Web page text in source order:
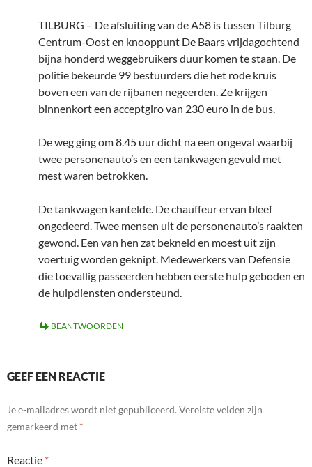
TILBURG – De afsluiting van de A58 is tussen Tilburg
Centrum-Oost en knooppunt De Baars vrijdagochtend
bijna honderd weggebruikers duur komen te staan. De
politie bekeurde 99 bestuurders die het rode kruis
boven een van de rijbanen negeerden. Ze krijgen
binnenkort een acceptgiro van 230 euro in de bus.
De weg ging om 8.45 uur dicht na een ongeval waarbij
twee personenauto’s en een tankwagen gevuld met
mest waren betrokken.
De tankwagen kantelde. De chauffeur ervan bleef
ongedeerd. Twee mensen uit de personenauto’s raakten
gewond. Een van hen zat bekneld en moest uit zijn
voertuig worden geknipt. Medewerkers van Defensie
die toevallig passeerden hebben eerste hulp geboden en
de hulpdiensten ondersteund.
BEANTWOORDEN
GEEF EEN REACTIE
Je e-mailadres wordt niet gepubliceerd. Vereiste velden zijn
gemarkeerd met *
Reactie *